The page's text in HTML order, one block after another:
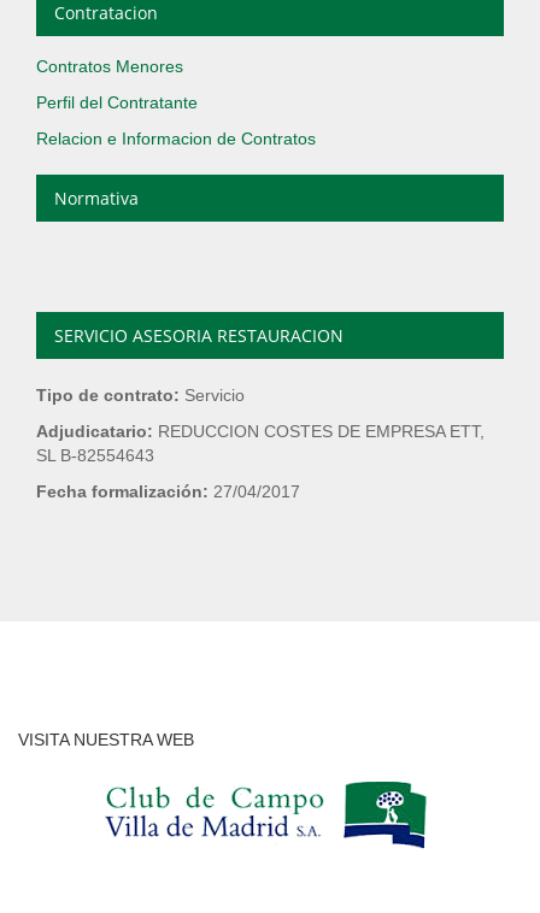
Contratacion
Contratos Menores
Perfil del Contratante
Relacion e Informacion de Contratos
Normativa
SERVICIO ASESORIA RESTAURACION
Tipo de contrato: Servicio
Adjudicatario: REDUCCION COSTES DE EMPRESA ETT,
SL B-82554643
Fecha formalización: 27/04/2017
VISITA NUESTRA WEB